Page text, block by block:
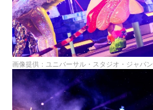
画像提供：ユニバーサル・スタジオ・ジャパン